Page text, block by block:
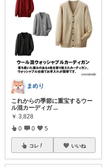
まめり
これからの季節に重宝するウー
ル混カーディガ ...
￥ 3,828
0 0 5
コレ いいね